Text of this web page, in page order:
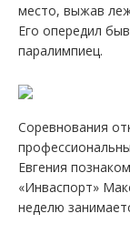
место, выжав
Его опередил
паралимпиец.
Соревнования
Евгения
«Инваспорт»
неделю